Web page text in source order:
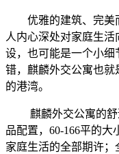
优雅的建筑、完美
人内心深处对家庭生
设，也可能是一个小
错，麒麟外交公寓也就
的港湾。
麒麟外交公寓的
品配置，60-166平的
家庭生活的全部期许